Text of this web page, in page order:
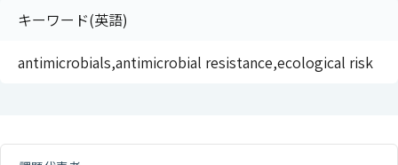
キーワード(英語)
antimicrobials,antimicrobial resistance,ecological risk